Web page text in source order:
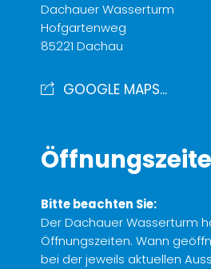
Dachauer Wasserturm
Hofgartenweg
85221 Dachau
GOOGLE MAPS...
Bitte beachten Sie:
Der Dachauer Wasserturm
Öffnungszeiten. Wann
bei der jeweils aktuellen